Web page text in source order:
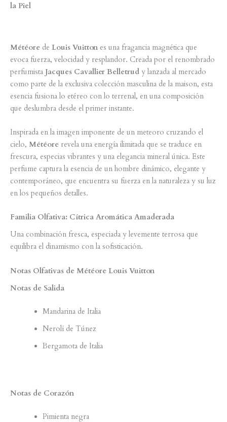
la Piel
Météore de Louis Vuitton es una fragancia magnética que
evoca fuerza, velocidad y resplandor. Creada por el renombrado
perfumista Jacques Cavallier Belletrud y lanzada al mercado
como parte de la exclusiva colección masculina de la maison, esta
esencia fusiona lo etéreo con lo terrenal, en una composición
que deslumbra desde el primer instante.
Inspirada en la imagen imponente de un meteoro cruzando el
cielo, Météore revela una energía ilimitada que se traduce en
frescura, especias vibrantes y una elegancia mineral única. Este
perfume captura la esencia de un hombre dinámico, elegante y
contemporáneo, que encuentra su fuerza en la naturaleza y su luz
en los pequeños detalles.
Familia Olfativa: Cítrica Aromática Amaderada
Una combinación fresca, especiada y levemente terrosa que
equilibra el dinamismo con la sofisticación.
Notas Olfativas de Météore Louis Vuitton
Notas de Salida
Mandarina de Italia
Nerolí de Túnez
Bergamota de Italia
Notas de Corazón
Pimienta negra